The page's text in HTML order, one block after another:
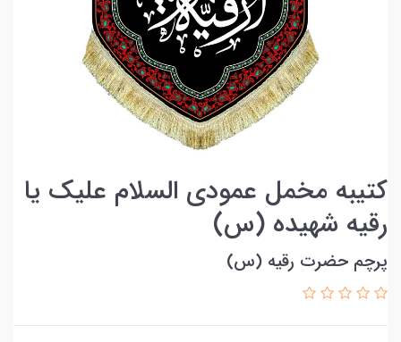
کتیبه مخمل عمودی السلام علیک یا
رقیه شهیده (س)
پرچم حضرت رقیه (س)